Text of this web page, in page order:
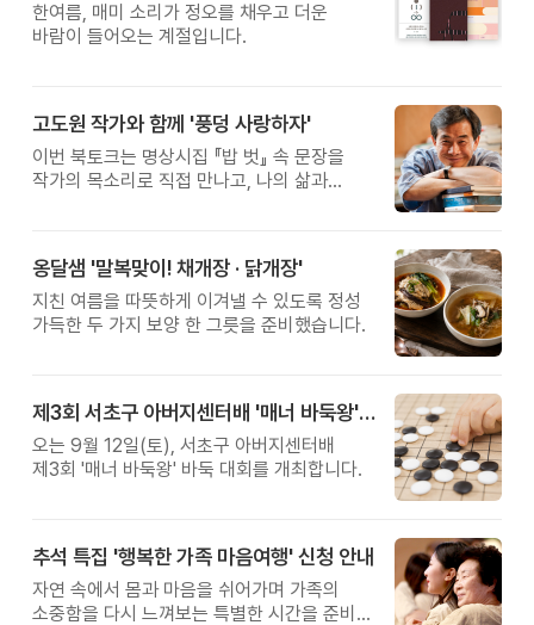
한여름, 매미 소리가 정오를 채우고 더운
바람이 들어오는 계절입니다.
고도원 작가와 함께 '풍덩 사랑하자'
이번 북토크는 명상시집 『밥 벗』 속 문장을
작가의 목소리로 직접 만나고, 나의 삶과
옹달샘 '말복맞이! 채개장 · 닭개장'
지친 여름을 따뜻하게 이겨낼 수 있도록 정성
가득한 두 가지 보양 한 그릇을 준비했습니다.
제3회 서초구 아버지센터배 '매너 바둑왕' 대회
오는 9월 12일(토), 서초구 아버지센터배
제3회 '매너 바둑왕' 바둑 대회를 개최합니다.
추석 특집 '행복한 가족 마음여행' 신청 안내
자연 속에서 몸과 마음을 쉬어가며 가족의
소중함을 다시 느껴보는 특별한 시간을 준비해